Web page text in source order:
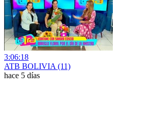
3:06:18
ATB BOLIVIA (11)
hace 5 días